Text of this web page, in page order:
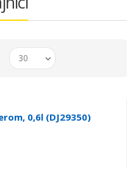
30
0,6l (DJ29350)